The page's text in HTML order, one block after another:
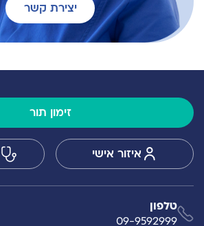
יצירת קשר
זימון תור
איזור אישי
טלפון
09-9592999